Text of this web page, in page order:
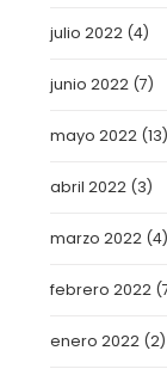
julio 2022 (4)
junio 2022 (7)
mayo 2022 (13)
abril 2022 (3)
marzo 2022 (4)
febrero 2022
enero 2022 (2)